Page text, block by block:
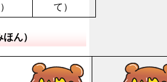
て）
ん）